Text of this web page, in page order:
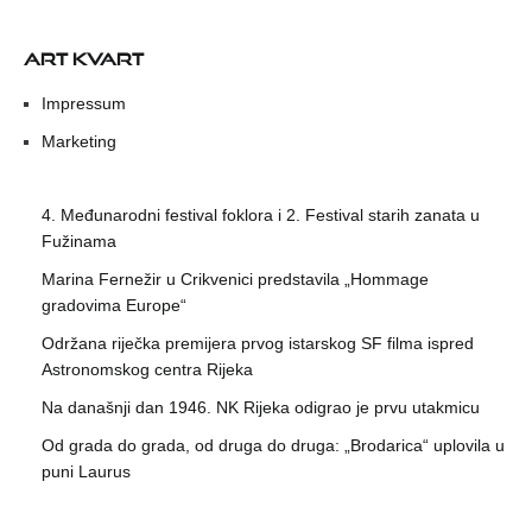
ART KVART
Impressum
Marketing
4. Međunarodni festival foklora i 2. Festival starih zanata u
Fužinama
Marina Fernežir u Crikvenici predstavila „Hommage
gradovima Europe“
Održana riječka premijera prvog istarskog SF filma ispred
Astronomskog centra Rijeka
Na današnji dan 1946. NK Rijeka odigrao je prvu utakmicu
Od grada do grada, od druga do druga: „Brodarica“ uplovila u
puni Laurus